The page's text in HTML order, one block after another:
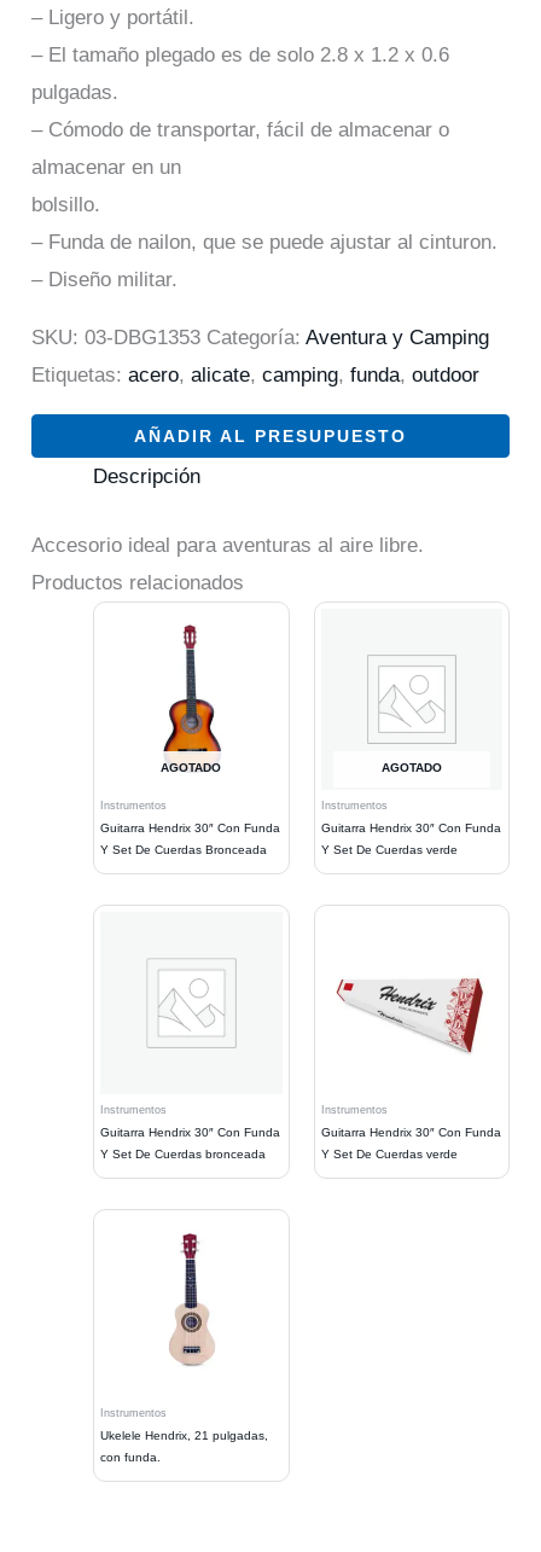
– Ligero y portátil.
– El tamaño plegado es de solo 2.8 x 1.2 x 0.6
pulgadas.
– Cómodo de transportar, fácil de almacenar o
almacenar en un
bolsillo.
– Funda de nailon, que se puede ajustar al cinturon.
– Diseño militar.
SKU:03-DBG1353 Categoría:Aventura y Camping
Etiquetas:acero,alicate,camping,funda,outdoor
AÑADIR AL PRESUPUESTO
Descripción
Accesorio ideal para aventuras al aire libre.
Productos relacionados
AGOTADO
Instrumentos
Guitarra Hendrix 30″ Con Funda
Y Set De Cuerdas Bronceada
AGOTADO
Instrumentos
Guitarra Hendrix 30″ Con Funda
Y Set De Cuerdas verde
Instrumentos
Guitarra Hendrix 30″ Con Funda
Y Set De Cuerdas bronceada
Instrumentos
Guitarra Hendrix 30″ Con Funda
Y Set De Cuerdas verde
Instrumentos
Ukelele Hendrix, 21 pulgadas,
con funda.